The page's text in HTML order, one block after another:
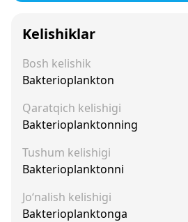
Kelishiklar
Bosh kelishik
Bakterioplankton
Qaratqich kelishigi
Bakterioplanktonning
Tushum kelishigi
Bakterioplanktonni
Jo‘nalish kelishigi
Bakterioplanktonga